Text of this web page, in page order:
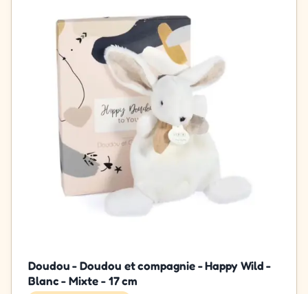
Doudou - Doudou et compagnie - Happy Wild -
Blanc - Mixte - 17 cm